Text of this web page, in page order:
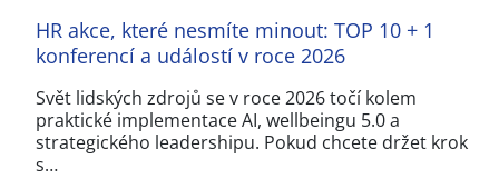
HR akce, které nesmíte minout: TOP 10 + 1
konferencí a událostí v roce 2026
Svět lidských zdrojů se v roce 2026 točí kolem
praktické implementace AI, wellbeingu 5.0 a
strategického leadershipu. Pokud chcete držet krok
s…